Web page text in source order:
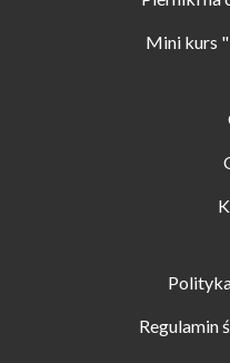
Mini kurs
Regulamin